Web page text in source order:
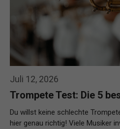
Juli 12, 2026
Trompete Test: Die 5
Du willst keine schlechte
hier genau richtig! Viele Musiker